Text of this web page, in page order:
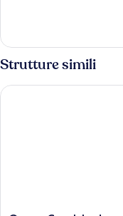
Strutture simili
Osage Creek Lodge